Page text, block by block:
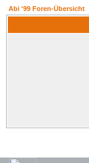
Abi '99 Foren-Übersicht